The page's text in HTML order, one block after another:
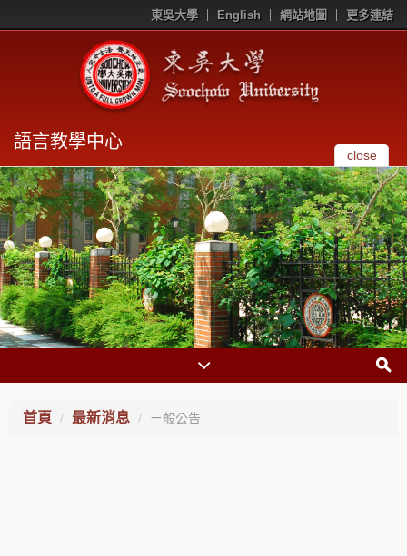
東吳大學 English 網站地圖 更多連結
語言教學中心
close
首頁 最新消息 ㄧ般公告